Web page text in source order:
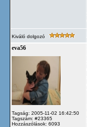
Kiváló dolgozó
eva56
Tagság: 2005-11-02 16:42:50
Tagszám: #23365
Hozzászólások: 6093